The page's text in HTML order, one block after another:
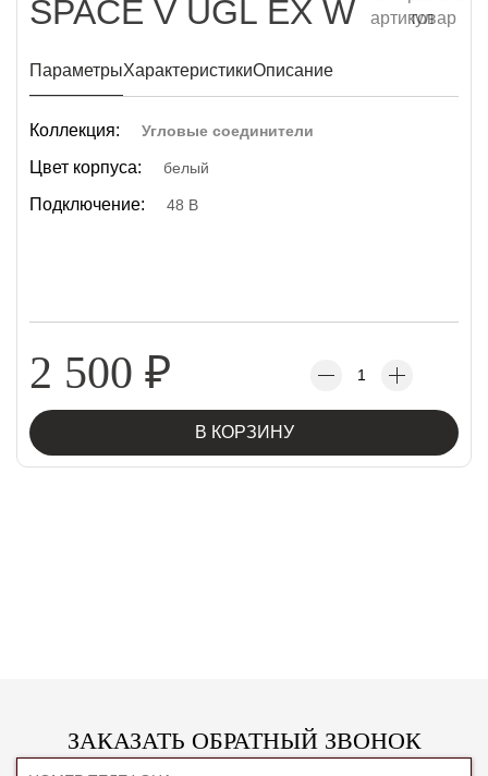
SPACE V UGL EX W
ПараметрыХарактеристикиОписание
Коллекция: Угловые соединители
Цвет корпуса: белый
Подключение: 48 В
2 500 ₽
В КОРЗИНУ
ЗАКАЗАТЬ ОБРАТНЫЙ ЗВОНОК